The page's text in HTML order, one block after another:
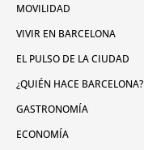
MOVILIDAD
VIVIR EN BARCELONA
EL PULSO DE LA CIUDAD
¿QUIÉN HACE BARCELONA?
GASTRONOMÍA
ECONOMÍA